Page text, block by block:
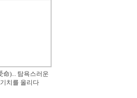
命)... 탐욕스러운
치를 올리다